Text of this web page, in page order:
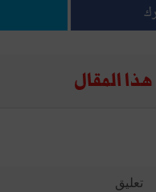
المقال
تعليق